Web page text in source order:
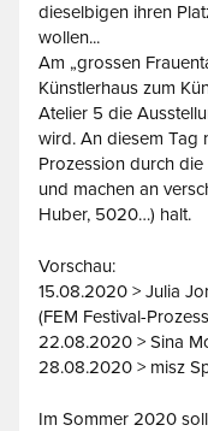
dieselbigen ihren
wollen...
Am „grossen
Künstlerhaus zum
Atelier 5 die
wird. An diesem Tag
Prozession durch
und machen an
Huber, 5020…) halt.
Vorschau:
15.08.2020 > Julia
(FEM Festival-
22.08.2020 > Sina
28.08.2020 > misz
Im Sommer 2020